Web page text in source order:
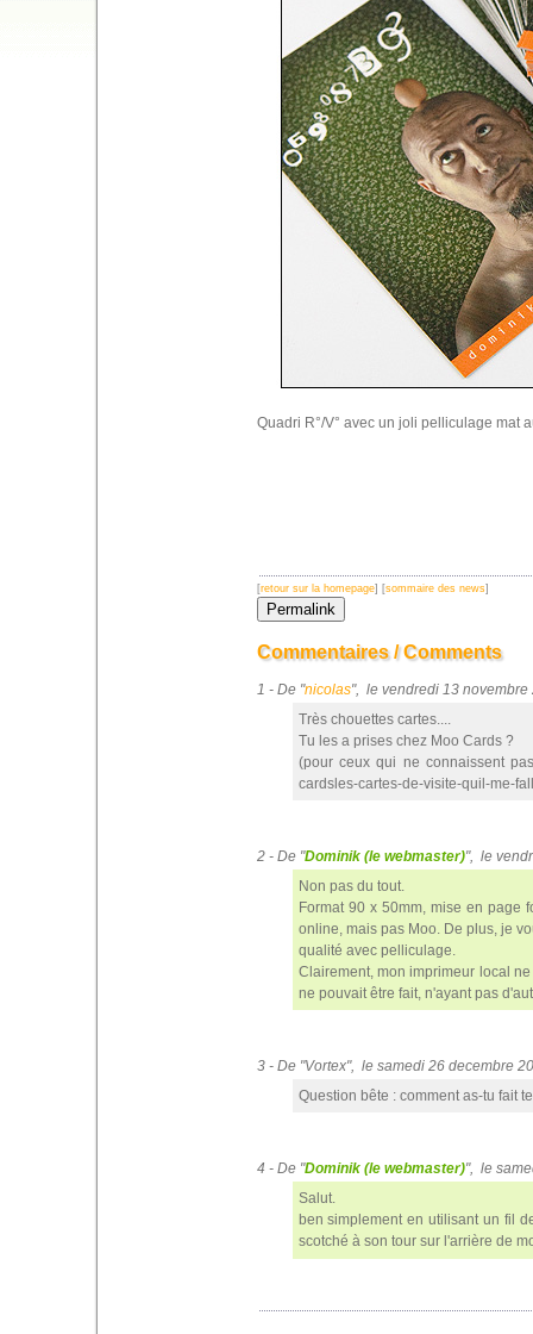
Quadri R°/V° avec un joli pelliculage mat
[retour sur la homepage] [sommaire des news]
Commentaires / Comments
1 - De "nicolas", le vendredi 13
Très chouettes cartes....
Tu les a prises chez Moo Cards ?
(pour ceux qui ne connaissent
cardsles-cartes-de-visite-quil-me-
2 - De "Dominik (le webmaster)", le
Non pas du tout.
Format 90 x 50mm, mise en page
online, mais pas Moo. De plus, je
qualité avec pelliculage.
Clairement, mon imprimeur local
ne pouvait être fait, n'ayant pas
3 - De "Vortex", le samedi 26 decembre
Question bête : comment as-tu fait
4 - De "Dominik (le webmaster)", le
Salut.
ben simplement en utilisant un fil
scotché à son tour sur l'arrière de